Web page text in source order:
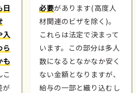
日
入
ら
も
こ
が
必要があります(高度人
材関連のビザを除く)。
これらは法定で決まって
います。この部分は多人
数になるとなかなか安く
ない金額となりますが、
給与の一部と織り込むし